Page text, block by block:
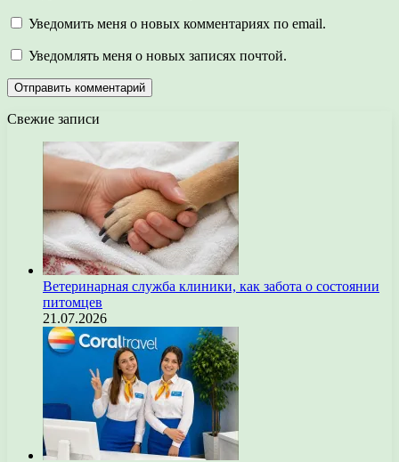
Уведомить меня о новых комментариях по email.
Уведомлять меня о новых записях почтой.
Свежие записи
Ветеринарная служба клиники, как забота о состоянии
питомцев
21.07.2026